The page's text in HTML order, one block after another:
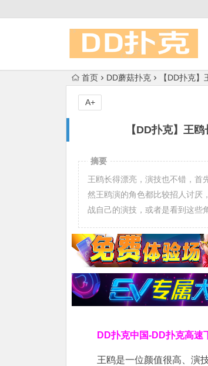
首页 DD蘑菇扑克 【DD扑克
【DD扑克】王
A+
摘要
王鸥长得漂亮，演技也不错，首
然王鸥演的角色都比较招人讨厌
战自己的演技，或者是看到这些
DD扑克中国-DD扑克高速
王鸥是一位颜值很高、演